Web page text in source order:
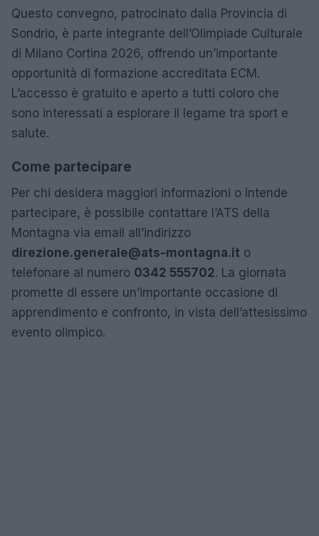
Questo convegno, patrocinato dalla Provincia di
Sondrio, è parte integrante dell’Olimpiade Culturale
di Milano Cortina 2026, offrendo un’importante
opportunità di formazione accreditata ECM.
L’accesso è gratuito e aperto a tutti coloro che
sono interessati a esplorare il legame tra sport e
salute.
Come partecipare
Per chi desidera maggiori informazioni o intende
partecipare, è possibile contattare l’ATS della
Montagna via email all’indirizzo
direzione.generale@ats-montagna.it o
telefonare al numero 0342 555702. La giornata
promette di essere un’importante occasione di
apprendimento e confronto, in vista dell’attesissimo
evento olimpico.